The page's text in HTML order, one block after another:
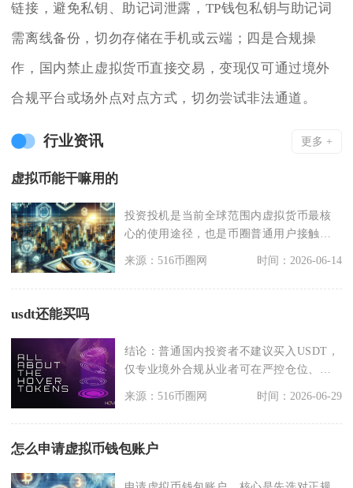
链接，避免私钥、助记词泄露，TP钱包私钥与助记词
需离线备份，切勿存储在手机或云端；四是合规操
作，国内禁止虚拟货币直接交易，变现仅可通过境外
合规平台或场外点对点方式，切勿尝试非法通道。
行业资讯 更多 +
虚拟币能干嘛用的
投资投机是当前全球范围内虚拟货币最核
心的使用途径，也是币圈普通用户接触最
多的用途，市面上比
来源：516币圈网 时间：2026-06-14
usdt还能买吗
结论：普通国内投资者不建议买入USDT，
仅专业境外合规从业者可在严控仓位、充
来源：516币圈网 时间：2026-06-29
怎么申请虚拟币钱包账户